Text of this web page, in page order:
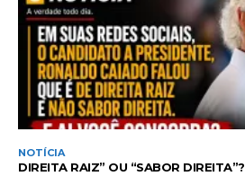
NOTÍCIA
DIREITA RAIZ” OU “SABOR DIREITA”?